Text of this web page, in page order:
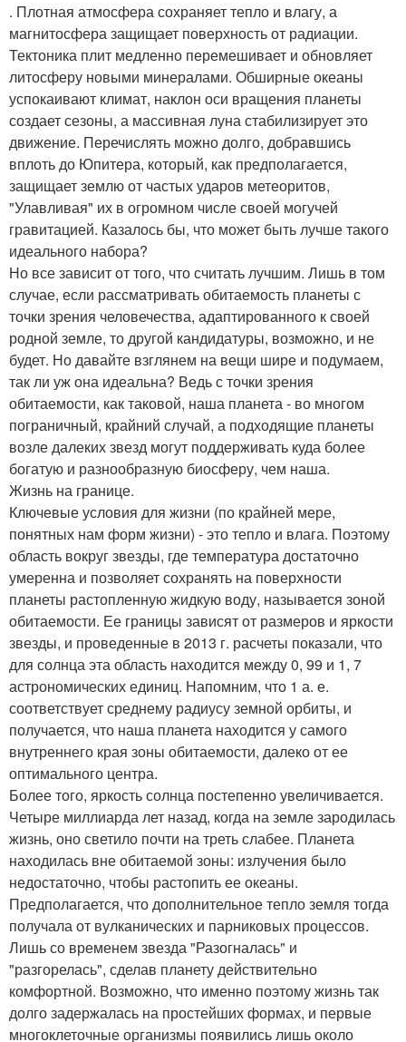
. Плотная атмосфера сохраняет тепло и влагу, а
магнитосфера защищает поверхность от радиации.
Тектоника плит медленно перемешивает и обновляет
литосферу новыми минералами. Обширные океаны
успокаивают климат, наклон оси вращения планеты
создает сезоны, а массивная луна стабилизирует это
движение. Перечислять можно долго, добравшись
вплоть до Юпитера, который, как предполагается,
защищает землю от частых ударов метеоритов,
"Улавливая" их в огромном числе своей могучей
гравитацией. Казалось бы, что может быть лучше такого
идеального набора?
Но все зависит от того, что считать лучшим. Лишь в том
случае, если рассматривать обитаемость планеты с
точки зрения человечества, адаптированного к своей
родной земле, то другой кандидатуры, возможно, и не
будет. Но давайте взглянем на вещи шире и подумаем,
так ли уж она идеальна? Ведь с точки зрения
обитаемости, как таковой, наша планета - во многом
пограничный, крайний случай, а подходящие планеты
возле далеких звезд могут поддерживать куда более
богатую и разнообразную биосферу, чем наша.
Жизнь на границе.
Ключевые условия для жизни (по крайней мере,
понятных нам форм жизни) - это тепло и влага. Поэтому
область вокруг звезды, где температура достаточно
умеренна и позволяет сохранять на поверхности
планеты растопленную жидкую воду, называется зоной
обитаемости. Ее границы зависят от размеров и яркости
звезды, и проведенные в 2013 г. расчеты показали, что
для солнца эта область находится между 0, 99 и 1, 7
астрономических единиц. Напомним, что 1 а. е.
соответствует среднему радиусу земной орбиты, и
получается, что наша планета находится у самого
внутреннего края зоны обитаемости, далеко от ее
оптимального центра.
Более того, яркость солнца постепенно увеличивается.
Четыре миллиарда лет назад, когда на земле зародилась
жизнь, оно светило почти на треть слабее. Планета
находилась вне обитаемой зоны: излучения было
недостаточно, чтобы растопить ее океаны.
Предполагается, что дополнительное тепло земля тогда
получала от вулканических и парниковых процессов.
Лишь со временем звезда "Разогналась" и
"разгорелась", сделав планету действительно
комфортной. Возможно, что именно поэтому жизнь так
долго задержалась на простейших формах, и первые
многоклеточные организмы появились лишь около